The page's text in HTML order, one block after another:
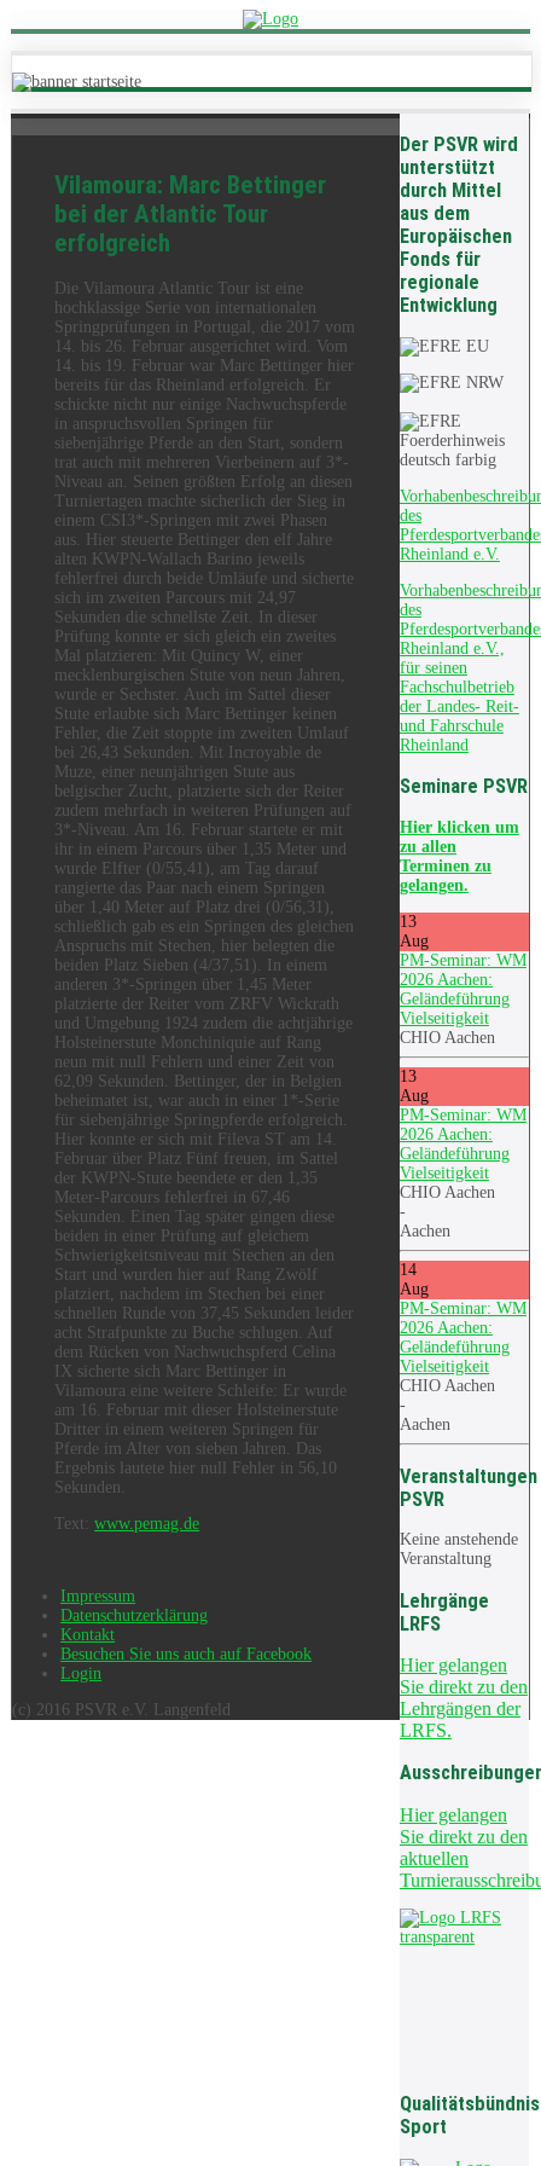
Der PSVR wird
unterstützt
durch Mittel
aus dem
Europäischen
Fonds für
regionale
Entwicklung
des
Rheinland e.V.
des
Rheinland e.V.,
für seinen
Fachschulbetrieb
der Landes- Reit-
und Fahrschule
Rheinland
Seminare PSVR
Hierklicken um
zu allen
Terminen zu
gelangen.
13
Aug
PM-Seminar: WM
2026 Aachen:
Geländeführung
Vielseitigkeit
CHIO Aachen
13
Aug
PM-Seminar: WM
2026 Aachen:
Geländeführung
Vielseitigkeit
CHIO Aachen
-
Aachen
14
Aug
PM-Seminar: WM
2026 Aachen:
Geländeführung
Vielseitigkeit
CHIO Aachen
-
Aachen
Veranstaltungen
PSVR
Keine anstehende
Veranstaltung
Lehrgänge
LRFS
Hier gelangen
Sie direkt zu den
Lehrgängen der
LRFS.
Hier gelangen
Sie direkt zu den
aktuellen
Qualitätsbündnis
Sport
Vilamoura: Marc Bettinger
bei der Atlantic Tour
erfolgreich
Die Vilamoura Atlantic Tour ist eine
hochklassige Serie von internationalen
Springprüfungen in Portugal, die 2017 vom
14. bis 26. Februar ausgerichtet wird. Vom
14. bis 19. Februar war Marc Bettinger hier
bereits für das Rheinland erfolgreich. Er
schickte nicht nur einige Nachwuchspferde
in anspruchsvollen Springen für
siebenjährige Pferde an den Start, sondern
trat auch mit mehreren Vierbeinern auf 3*-
Niveau an. Seinen größten Erfolg an diesen
Turniertagen machte sicherlich der Sieg in
einem CSI3*-Springen mit zwei Phasen
aus. Hier steuerte Bettinger den elf Jahre
alten KWPN-Wallach Barino jeweils
fehlerfrei durch beide Umläufe und sicherte
sich im zweiten Parcours mit 24,97
Sekunden die schnellste Zeit. In dieser
Prüfung konnte er sich gleich ein zweites
Mal platzieren: Mit Quincy W, einer
mecklenburgischen Stute von neun Jahren,
wurde er Sechster. Auch im Sattel dieser
Stute erlaubte sich Marc Bettinger keinen
Fehler, die Zeit stoppte im zweiten Umlauf
bei 26,43 Sekunden. Mit Incroyable de
Muze, einer neunjährigen Stute aus
belgischer Zucht, platzierte sich der Reiter
zudem mehrfach in weiteren Prüfungen auf
3*-Niveau. Am 16. Februar startete er mit
ihr in einem Parcours über 1,35 Meter und
wurde Elfter (0/55,41), am Tag darauf
rangierte das Paar nach einem Springen
über 1,40 Meter auf Platz drei (0/56,31),
schließlich gab es ein Springen des gleichen
Anspruchs mit Stechen, hier belegten die
beiden Platz Sieben (4/37,51). In einem
anderen 3*-Springen über 1,45 Meter
platzierte der Reiter vom ZRFV Wickrath
und Umgebung 1924 zudem die achtjährige
Holsteinerstute Monchiniquie auf Rang
neun mit null Fehlern und einer Zeit von
62,09 Sekunden. Bettinger, der in Belgien
beheimatet ist, war auch in einer 1*-Serie
für siebenjährige Springpferde erfolgreich.
Hier konnte er sich mit Fileva ST am 14.
Februar über Platz Fünf freuen, im Sattel
der KWPN-Stute beendete er den 1,35
Meter-Parcours fehlerfrei in 67,46
Sekunden. Einen Tag später gingen diese
beiden in einer Prüfung auf gleichem
Schwierigkeitsniveau mit Stechen an den
Start und wurden hier auf Rang Zwölf
platziert, nachdem im Stechen bei einer
schnellen Runde von 37,45 Sekunden leider
acht Strafpunkte zu Buche schlugen. Auf
dem Rücken von Nachwuchspferd Celina
IX sicherte sich Marc Bettinger in
Vilamoura eine weitere Schleife: Er wurde
am 16. Februar mit dieser Holsteinerstute
Dritter in einem weiteren Springen für
Pferde im Alter von sieben Jahren. Das
Ergebnis lautete hier null Fehler in 56,10
Sekunden.
Text:www.pemag.de
Impressum
Datenschutzerklärung
Kontakt
Besuchen Sie uns auch auf Facebook
Login
(c) 2016 PSVR e.V. Langenfeld